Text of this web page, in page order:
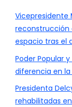
Vicepresidente
reconstrucción
espacio tras el
Poder Popular
diferencia en
Presidenta
rehabilitadas